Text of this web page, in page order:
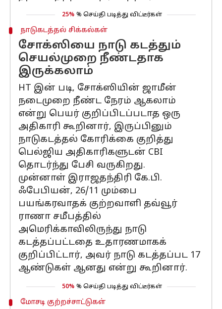
25% % செய்தி படித்து விட்டீர்கள்
நாடுகடத்தல் சிக்கல்கள்
சோக்ஸியை நாடு கடத்தும்
செயல்முறை நீண்டதாக
இருக்கலாம்
HT இன் படி, சோக்ஸியின் ஜாமீன்
நடைமுறை நீண்ட நேரம் ஆகலாம்
என்று பெயர் குறிப்பிடப்படாத ஒரு
அதிகாரி கூறினார், இருப்பினும்
நாடுகடத்தல் கோரிக்கை குறித்து
பெல்ஜிய அதிகாரிகளுடன் CBI
தொடர்ந்து பேசி வருகிறது.
முன்னாள் இராஜதந்திரி கே.பி.
ஃபேபியன், 26/11 மும்பை
பயங்கரவாதக் குற்றவாளி தவ்வூர்
ராணா சமீபத்தில்
அமெரிக்காவிலிருந்து நாடு
கடத்தப்பட்டதை உதாரணமாகக்
குறிப்பிட்டார், அவர் நாடு கடத்தப்பட 17
ஆண்டுகள் ஆனது என்று கூறினார்.
50% % செய்தி படித்து விட்டீர்கள்
மோசடி குற்றச்சாட்டுகள்